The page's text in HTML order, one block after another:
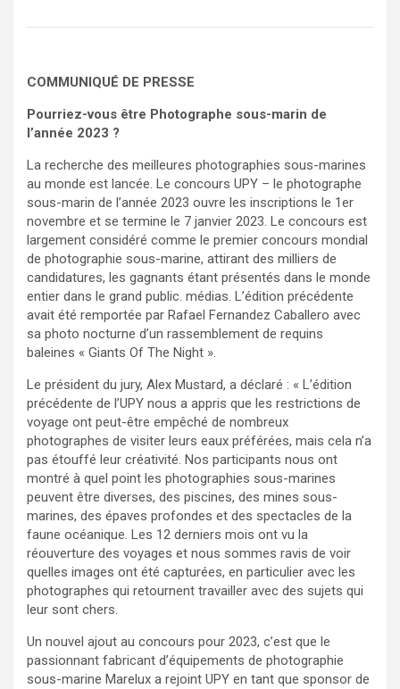
COMMUNIQUÉ DE PRESSE
Pourriez-vous être Photographe sous-marin de
l’année 2023 ?
La recherche des meilleures photographies sous-marines
au monde est lancée. Le concours UPY – le photographe
sous-marin de l’année 2023 ouvre les inscriptions le 1er
novembre et se termine le 7 janvier 2023. Le concours est
largement considéré comme le premier concours mondial
de photographie sous-marine, attirant des milliers de
candidatures, les gagnants étant présentés dans le monde
entier dans le grand public. médias. L’édition précédente
avait été remportée par Rafael Fernandez Caballero avec
sa photo nocturne d’un rassemblement de requins
baleines « Giants Of The Night ».
Le président du jury, Alex Mustard, a déclaré : « L’édition
précédente de l’UPY nous a appris que les restrictions de
voyage ont peut-être empêché de nombreux
photographes de visiter leurs eaux préférées, mais cela n’a
pas étouffé leur créativité. Nos participants nous ont
montré à quel point les photographies sous-marines
peuvent être diverses, des piscines, des mines sous-
marines, des épaves profondes et des spectacles de la
faune océanique. Les 12 derniers mois ont vu la
réouverture des voyages et nous sommes ravis de voir
quelles images ont été capturées, en particulier avec les
photographes qui retournent travailler avec des sujets qui
leur sont chers.
Un nouvel ajout au concours pour 2023, c’est que le
passionnant fabricant d’équipements de photographie
sous-marine Marelux a rejoint UPY en tant que sponsor de